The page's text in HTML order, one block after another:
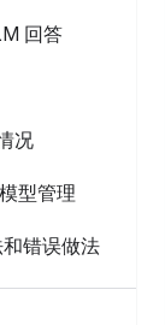
回答
况
型管理
错误做法